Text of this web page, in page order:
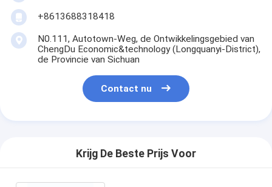
+8613688318418
N0.111, Autotown-Weg, de Ontwikkelingsgebied van
ChengDu Economic&technology (Longquanyi-District),
de Provincie van Sichuan
Contact nu
Krijg De Beste Prijs Voor